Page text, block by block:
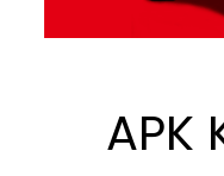
APK